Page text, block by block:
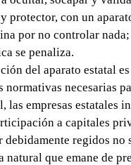
protector, con un
por no controlar
se penaliza.
del aparato estatal
normativas necesarias
las empresas estatales
a capitales
regidos
que emane de